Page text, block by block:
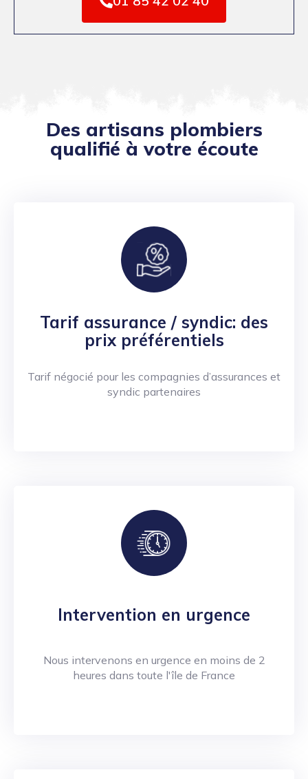
Des artisans plombiers
qualifié à votre écoute
Tarif assurance / syndic: des
prix préférentiels
Tarif négocié pour les compagnies d’assurances et
syndic partenaires
Intervention en urgence
Nous intervenons en urgence en moins de 2
heures dans toute l'île de France